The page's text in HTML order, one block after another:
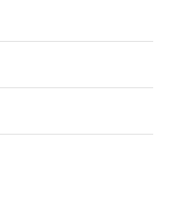
Р ИСО 9001-2015 (ISO 9001-2015)